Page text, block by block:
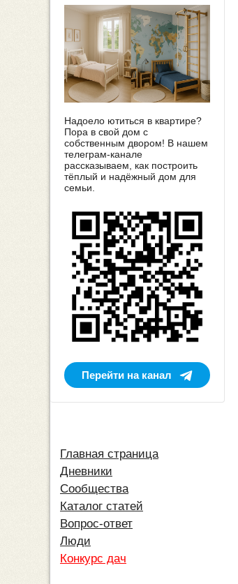
Надоело ютиться в квартире?
Пора в свой дом с
собственным двором! В нашем
телеграм-канале
рассказываем, как построить
тёплый и надёжный дом для
семьи.
Перейти на канал
Главная страница
Дневники
Сообщества
Каталог статей
Вопрос-ответ
Люди
Конкурс дач